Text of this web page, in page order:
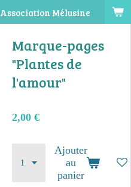
Association Mélusine
Marque-pages
"Plantes de
l'amour"
2,00 €
Ajouter
au
panier